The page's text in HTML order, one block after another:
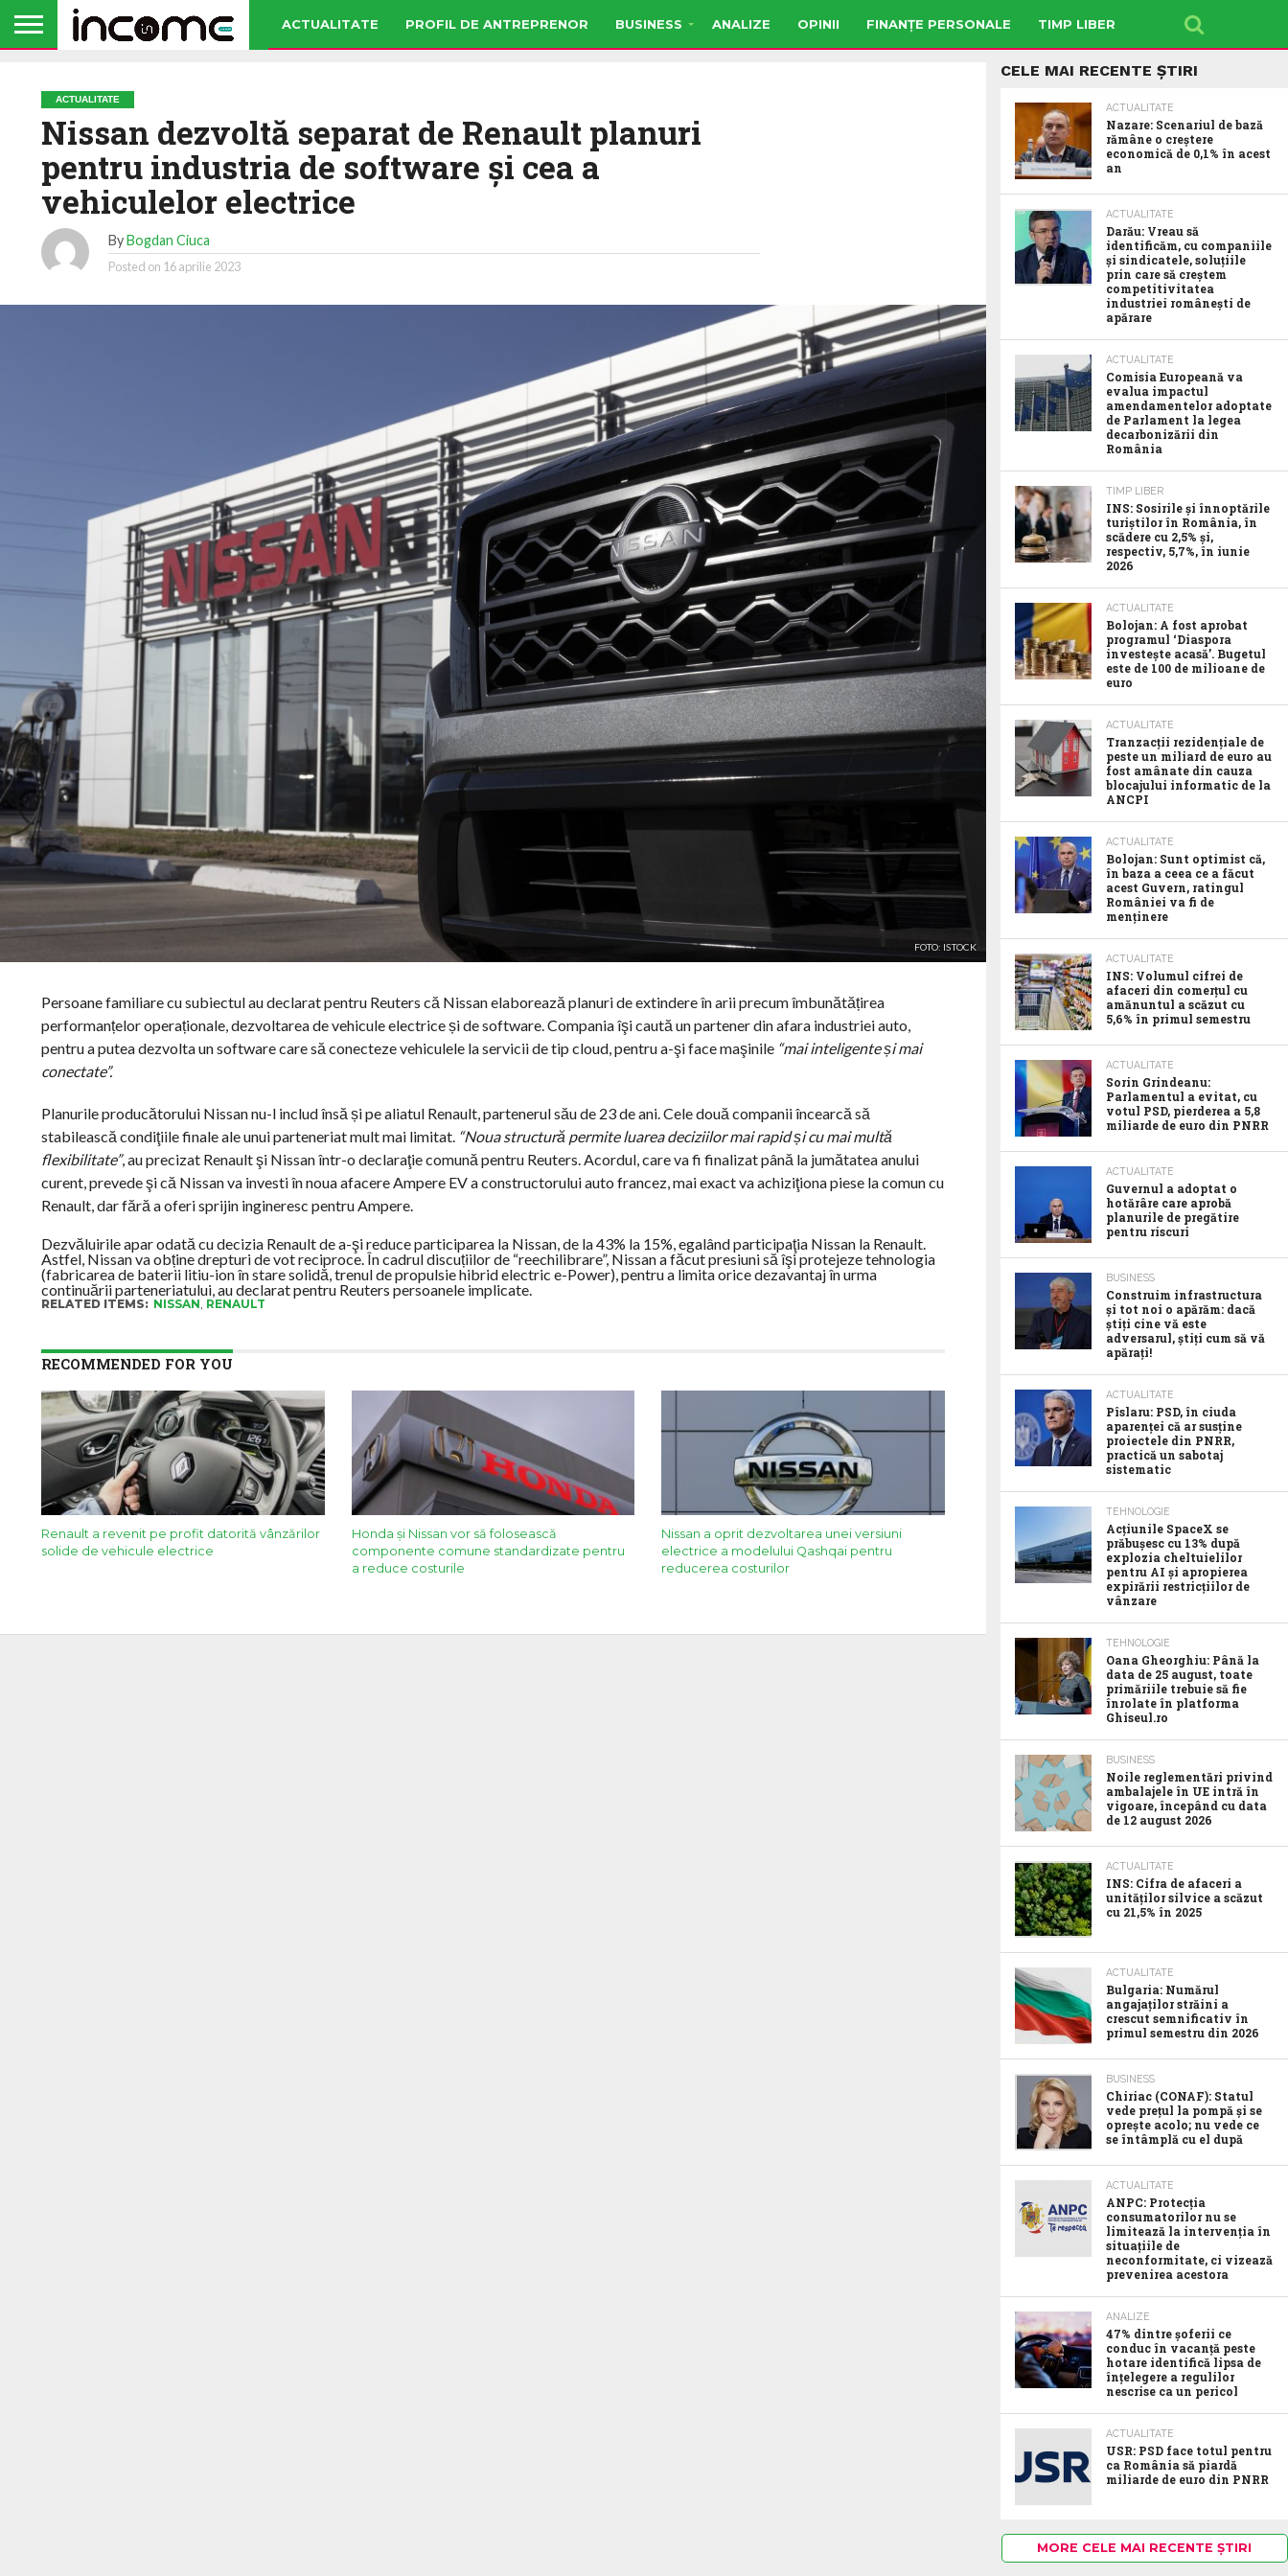
ACTUALITATE PROFIL DE ANTREPRENOR BUSINESS ANALIZE OPINII FINANȚE PERSONALE TIMP LIBER
ACTUALITATE
Nissan dezvoltă separat de Renault planuri
pentru industria de software și cea a
vehiculelor electrice
ByBogdan Ciuca
Posted on 16 aprilie 2023
FOTO: ISTOCK
Persoane familiare cu subiectul au declarat pentru Reuters că Nissan elaborează planuri de extindere în arii precum îmbunătățirea
performanțelor operaționale, dezvoltarea de vehicule electrice și de software. Compania îşi caută un partener din afara industriei auto,
pentru a putea dezvolta un software care să conecteze vehiculele la servicii de tip cloud, pentru a-şi face maşinile “mai inteligente și mai
conectate”.
Planurile producătorului Nissan nu-l includ însă și pe aliatul Renault, partenerul său de 23 de ani. Cele două companii încearcă să
stabilească condiţiile finale ale unui parteneriat mult mai limitat. “Noua structură permite luarea deciziilor mai rapid și cu mai multă
flexibilitate”, au precizat Renault şi Nissan într-o declaraţie comună pentru Reuters. Acordul, care va fi finalizat până la jumătatea anului
curent, prevede şi că Nissan va investi în noua afacere Ampere EV a constructorului auto francez, mai exact va achiziţiona piese la comun cu
Renault, dar fără a oferi sprijin ingineresc pentru Ampere.
Dezvăluirile apar odată cu decizia Renault de a-şi reduce participarea la Nissan, de la 43% la 15%, egalând participaţia Nissan la Renault.
Astfel, Nissan va obține drepturi de vot reciproce. În cadrul discuțiilor de “reechilibrare”, Nissan a făcut presiuni să îşi protejeze tehnologia
(fabricarea de baterii litiu-ion în stare solidă, trenul de propulsie hibrid electric e-Power), pentru a limita orice dezavantaj în urma
continuării parteneriatului, au declarat pentru Reuters persoanele implicate.
RELATED ITEMS: NISSAN RENAULT
RECOMMENDED FOR YOU
Renault a revenit pe profit datorită vânzărilor
solide de vehicule electrice
Honda și Nissan vor să folosească
componente comune standardizate pentru
a reduce costurile
Nissan a oprit dezvoltarea unei versiuni
electrice a modelului Qashqai pentru
reducerea costurilor
CELE MAI RECENTE ȘTIRI
ACTUALITATE
Nazare: Scenariul de bază
rămâne o creștere
economică de 0,1% în acest
an
ACTUALITATE
Darău: Vreau să
identificăm, cu companiile
și sindicatele, soluțiile
prin care să creștem
competitivitatea
industriei românești de
apărare
ACTUALITATE
Comisia Europeană va
evalua impactul
amendamentelor adoptate
de Parlament la legea
decarbonizării din
România
TIMP LIBER
INS: Sosirile și înnoptările
turiștilor în România, în
scădere cu 2,5% și,
respectiv, 5,7%, în iunie
2026
ACTUALITATE
Bolojan: A fost aprobat
programul ‘Diaspora
investește acasă’. Bugetul
este de 100 de milioane de
euro
ACTUALITATE
Tranzacții rezidențiale de
peste un miliard de euro au
fost amânate din cauza
blocajului informatic de la
ANCPI
ACTUALITATE
Bolojan: Sunt optimist că,
în baza a ceea ce a făcut
acest Guvern, ratingul
României va fi de
menținere
ACTUALITATE
INS: Volumul cifrei de
afaceri din comerțul cu
amănuntul a scăzut cu
5,6% în primul semestru
ACTUALITATE
Sorin Grindeanu:
Parlamentul a evitat, cu
votul PSD, pierderea a 5,8
miliarde de euro din PNRR
ACTUALITATE
Guvernul a adoptat o
hotărâre care aprobă
planurile de pregătire
pentru riscuri
BUSINESS
Construim infrastructura
și tot noi o apărăm: dacă
știți cine vă este
adversarul, știți cum să vă
apărați!
ACTUALITATE
Pîslaru: PSD, în ciuda
aparenței că ar susține
proiectele din PNRR,
practică un sabotaj
sistematic
TEHNOLOGIE
Acţiunile SpaceX se
prăbuşesc cu 13% după
explozia cheltuielilor
pentru AI şi apropierea
expirării restricţiilor de
vânzare
TEHNOLOGIE
Oana Gheorghiu: Până la
data de 25 august, toate
primăriile trebuie să fie
înrolate în platforma
Ghiseul.ro
BUSINESS
Noile reglementări privind
ambalajele în UE intră în
vigoare, începând cu data
de 12 august 2026
ACTUALITATE
INS: Cifra de afaceri a
unităților silvice a scăzut
cu 21,5% în 2025
ACTUALITATE
Bulgaria: Numărul
angajaților străini a
crescut semnificativ în
primul semestru din 2026
BUSINESS
Chiriac (CONAF): Statul
vede prețul la pompă și se
oprește acolo; nu vede ce
se întâmplă cu el după
ACTUALITATE
ANPC: Protecția
consumatorilor nu se
limitează la intervenția în
situațiile de
neconformitate, ci vizează
prevenirea acestora
ANALIZE
47% dintre șoferii ce
conduc în vacanță peste
hotare identifică lipsa de
înțelegere a regulilor
nescrise ca un pericol
ACTUALITATE
USR: PSD face totul pentru
ca România să piardă
miliarde de euro din PNRR
MORE CELE MAI RECENTE ȘTIRI